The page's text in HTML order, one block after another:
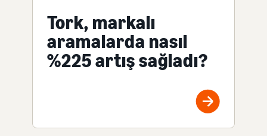
Tork, markalı
aramalarda nasıl
%225 artış sağladı?